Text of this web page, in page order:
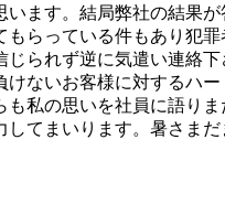
ます。結局弊社の結果
らっている件もあり犯
られず逆に気遣い連絡
ないお客様に対するハ
私の思いを社員に語り
てまいります。暑さま